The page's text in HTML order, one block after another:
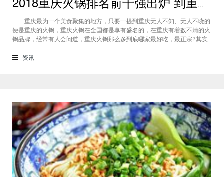
2018重庆火锅排名前十强出炉 到重庆必吃的火锅
重庆最为一个美食聚集的地方，只要一提到重庆无人不知、无人不晓的
便是重庆的火锅，重庆火锅在全国都是享有盛名的，在重庆有着数不清的火
锅品牌，经常有人会问道，重庆火锅那么多到底哪家最好吃，最正宗?其实
非要排出个一二三来的话，作为一名爱吃火锅的吃货就跟大家一起来看看20
资讯